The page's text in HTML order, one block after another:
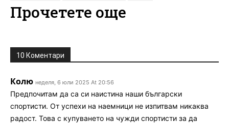
Прочетете още
10 Коментари
Колю неделя, 6 юли 2025 At 20:56
Предпочитам да са си наистина наши български
спортисти. От успехи на наемници не изпитвам никаква
радост. Това с купуването на чужди спортисти за да